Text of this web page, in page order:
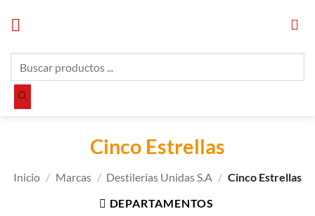
productos
Cinco Estrellas
Inicio / Marcas / Destilerías Unidas S.A / Cinco Estrellas
DEPARTAMENTOS